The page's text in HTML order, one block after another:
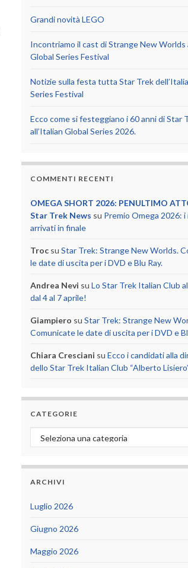
Grandi novità LEGO
Incontriamo il cast di Strange New Worlds
Global Series Festival
Notizie sulla festa tutta Star Trek
Series Festival
Ecco come si festeggiano i 60 anni di Star
all’Italian Global Series 2026.
COMMENTI RECENTI
OMEGA SHORT 2026: PENULTIMO
Star Trek News su Premio Omega 2026:
arrivati in finale
Troc su Star Trek: Strange New Worlds.
le date di uscita per i DVD e Blu Ray.
Andrea Nevi su Lo Star Trek Italian Club
dal 4 al 7 aprile!
Giampiero su Star Trek: Strange New
Comunicate le date di uscita per i DVD e
Chiara Cresciani su Ecco i candidati alla
dello Star Trek Italian Club “Alberto
CATEGORIE
Categorie
ARCHIVI
Luglio 2026
Giugno 2026
Maggio 2026